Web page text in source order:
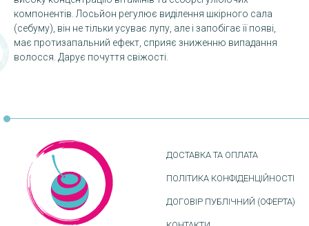
компонентів. Лосьйон регулює виділення шкірного сала
(себуму), він не тільки усуває лупу, але і запобігає її появі,
має протизапальний ефект, сприяє зниженню випадання
волосся. Дарує почуття свіжості.
ДОСТАВКА ТА ОПЛАТА
ПОЛІТИКА КОНФІДЕНЦІЙНОСТІ
ДОГОВІР ПУБЛІЧНИЙ (ОФЕРТА)